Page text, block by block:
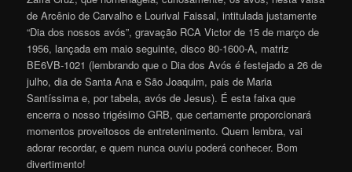
de Arcênio de Carvalho e Lourival Faissal, intitulada justamente
“Dia dos nossos avós”, gravação RCA Victor de 15 de março de
1956, lançada em maio seguinte, disco 80-1600-A, matriz
BE6VB-1021 (lembrando que o Dia dos Avós é festejado a 26 de
julho, dia de Santa Ana e São Joaquim, pais de Maria
Santíssima e, por tabela, avós de Jesus). É esta faixa que
encerra o nosso trigésimo GRB, que certamente proporcionará
momentos proveitosos de entretenimento. Quem lembra, vai
adorar recordar, e quem nunca ouviu poderá conhecer. Bom
divertimento!